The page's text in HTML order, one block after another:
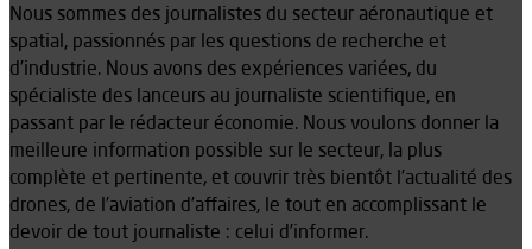
Nous sommes des journalistes du secteur aéronautique et
spatial, passionnés par les questions de recherche et
d’industrie. Nous avons des expériences variées, du
spécialiste des lanceurs au journaliste scientifique, en
passant par le rédacteur économie. Nous voulons donner la
meilleure information possible sur le secteur, la plus
complète et pertinente, et couvrir très bientôt l’actualité des
drones, de l’aviation d’affaires, le tout en accomplissant le
devoir de tout journaliste : celui d’informer.